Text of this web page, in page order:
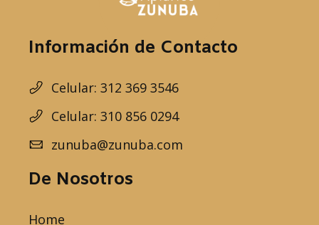
Información de Contacto
Celular: 312 369 3546
Celular: 310 856 0294
zunuba@zunuba.com
De Nosotros
Home